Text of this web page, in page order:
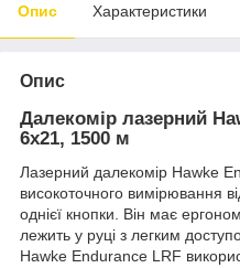
Опис Характеристики
Опис
Далекомір лазерний
6x21, 1500 м
Лазерний далекомір Hawke
високоточного вимірювання
однієї кнопки. Він має
лежить у руці з легким
Hawke Endurance LRF